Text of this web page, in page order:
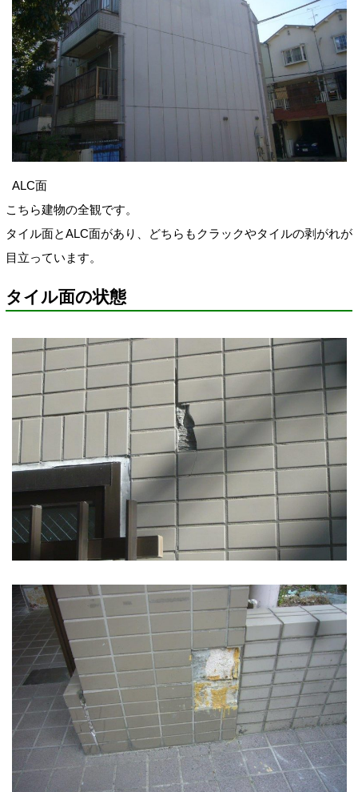
ALC面
こちら建物の全観です。
タイル面とALC面があり、どちらもクラックやタイルの剥がれが
目立っています。
タイル面の状態